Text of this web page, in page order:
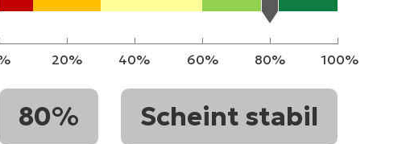
20% 40% 60% 80% 100%
80% Scheint stabil